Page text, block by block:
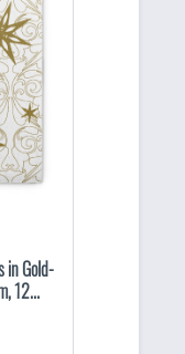
in Gold-
12...